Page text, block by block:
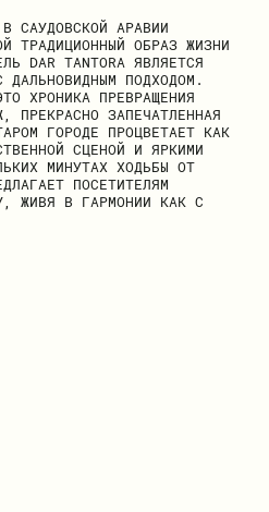
САУДОВСКОЙ АРАВИИ
ТРАДИЦИОННЫЙ ОБРАЗ ЖИЗНИ
DAR TANTORA ЯВЛЯЕТСЯ
ПОДХОДОМ.
ХРОНИКА ПРЕВРАЩЕНИЯ
ПРЕКРАСНО ЗАПЕЧАТЛЕННАЯ
ГОРОДЕ ПРОЦВЕТАЕТ КАК
СЦЕНОЙ И ЯРКИМИ
МИНУТАХ ХОДЬБЫ ОТ
ПОСЕТИТЕЛЯМ
ЖИВЯ В ГАРМОНИИ КАК С